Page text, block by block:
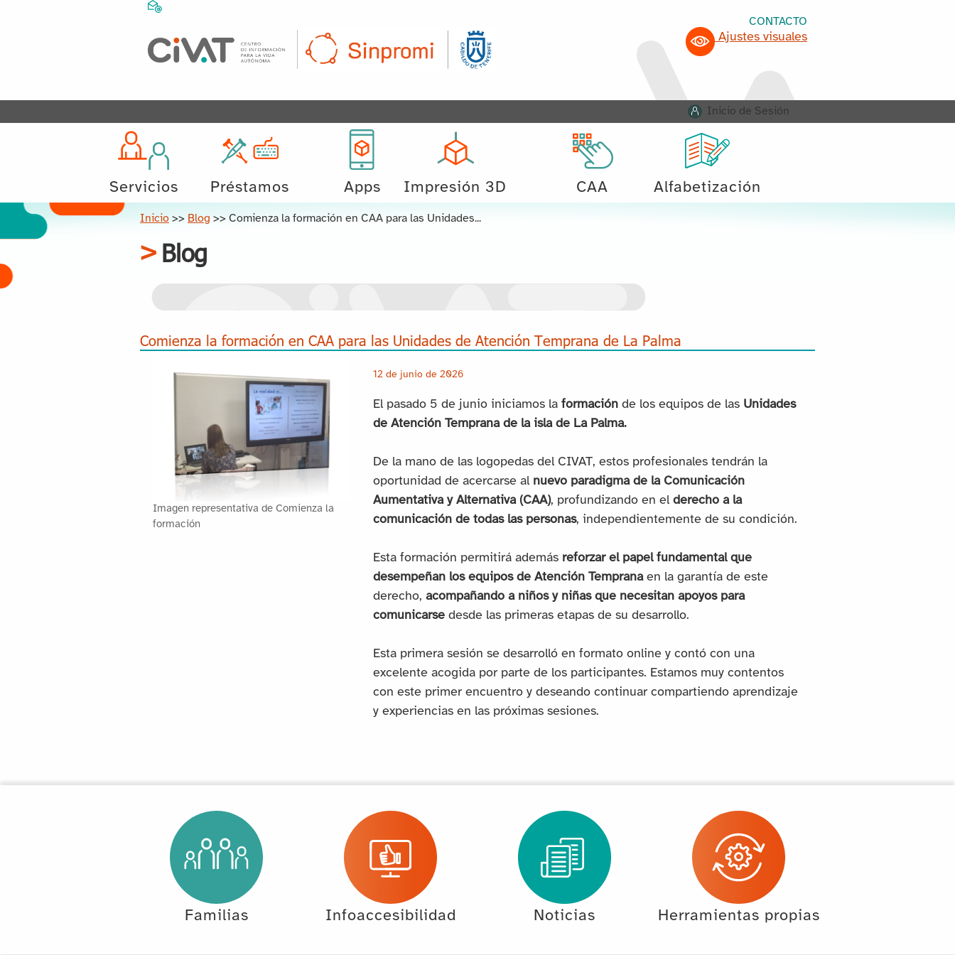
CONTACTO
Ajustes visuales
Inicio de Sesión
Servicios Préstamos Apps Impresión 3D CAA Alfabetización
Inicio >> Blog >> Comienza la formación en CAA para las Unidades...
Blog
Comienza la formación en CAA para las Unidades de Atención Temprana de La Palma
Imagen representativa de Comienza la
formación
12 de junio de 2026
El pasado 5 de junio iniciamos la formaciónde los equipos de lasUnidades
de Atención Temprana de la isla de La Palma.
De la mano de las logopedas del CIVAT, estos profesionales tendrán la
oportunidad de acercarse al nuevo paradigma de la Comunicación
Aumentativa y Alternativa (CAA), profundizando en el derecho a la
comunicación de todas las personas, independientemente de su condición.
Esta formación permitirá además reforzar el papel fundamental que
desempeñan los equipos de Atención Tempranaen la garantía de este
derecho, acompañando a niños y niñas que necesitan apoyos para
comunicarsedesde las primeras etapas de su desarrollo.
Esta primera sesión se desarrolló en formato online y contó con una
excelente acogida por parte de los participantes. Estamos muy contentos
con este primer encuentro y deseando continuar compartiendo aprendizaje
y experiencias en las próximas sesiones.
Familias Infoaccesibilidad Noticias Herramientas propias